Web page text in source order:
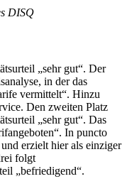
DISQ
„sehr gut“. Der
in der das
vermittelt“. Hinzu
Den zweiten Platz
„sehr gut“. Das
In puncto
erzielt hier als einziger
folgt
„befriedigend“.